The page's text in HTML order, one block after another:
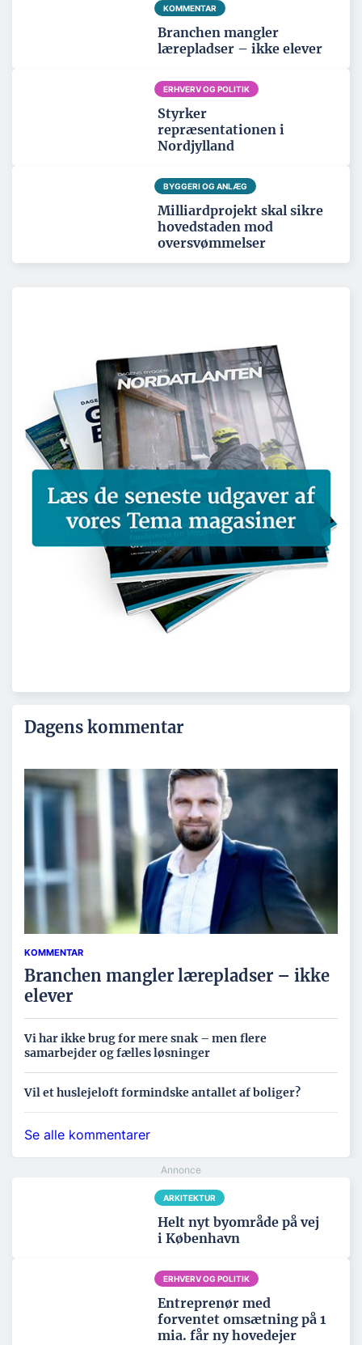
KOMMENTAR
Branchen mangler
lærepladser – ikke elever
ERHVERV OG POLITIK
Styrker
repræsentationen i
Nordjylland
BYGGERI OG ANLÆG
Milliardprojekt skal sikre
hovedstaden mod
oversvømmelser
Dagens kommentar
KOMMENTAR
Branchen mangler lærepladser – ikke
elever
Vi har ikke brug for mere snak – men flere
samarbejder og fælles løsninger
Vil et huslejeloft formindske antallet af boliger?
Se alle kommentarer
ARKITEKTUR
Helt nyt byområde på vej
i København
ERHVERV OG POLITIK
Entreprenør med
forventet omsætning på 1
mia. får ny hovedejer